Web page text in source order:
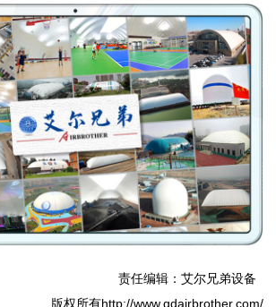
责任编辑：艾尔兄弟设备
版权所有http://www.qdairbrother.com/